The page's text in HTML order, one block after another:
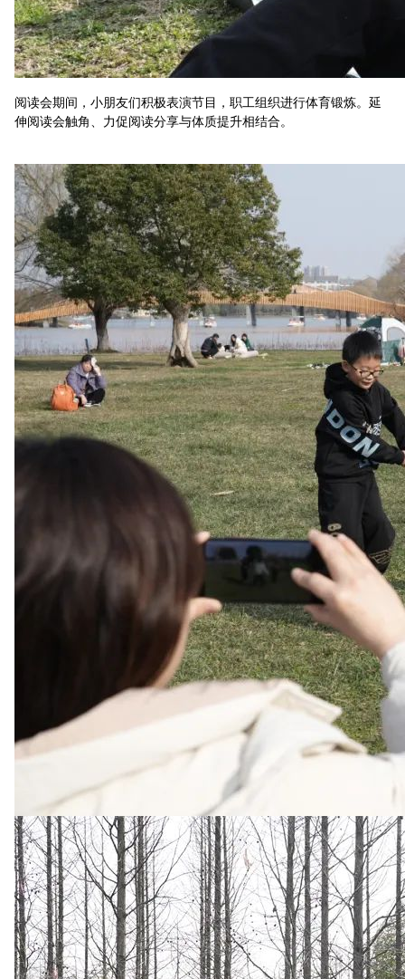
阅读会期间，小朋友们积极表演节目，职工组织进行体育锻炼。延
伸阅读会触角、力促阅读分享与体质提升相结合。